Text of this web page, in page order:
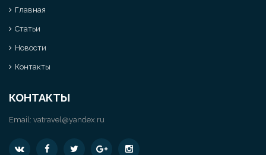
Главная
Статьи
Новости
Контакты
КОНТАКТЫ
Email: vatravel@yandex.ru